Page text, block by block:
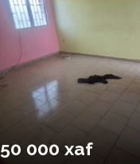
50 000 xaf